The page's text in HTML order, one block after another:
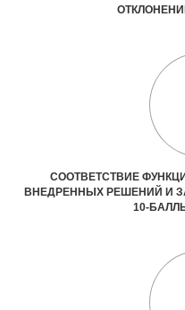
СООТВЕТСТВИЕ
ВНЕДРЕННЫХ РЕШЕНИЙ И
10-